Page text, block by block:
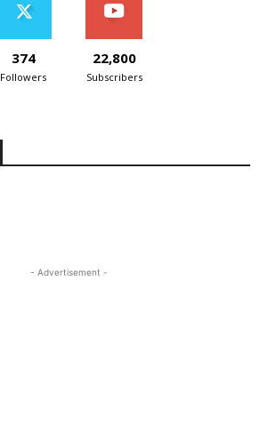
374
Followers
22,800
Subscribers
- Advertisement -